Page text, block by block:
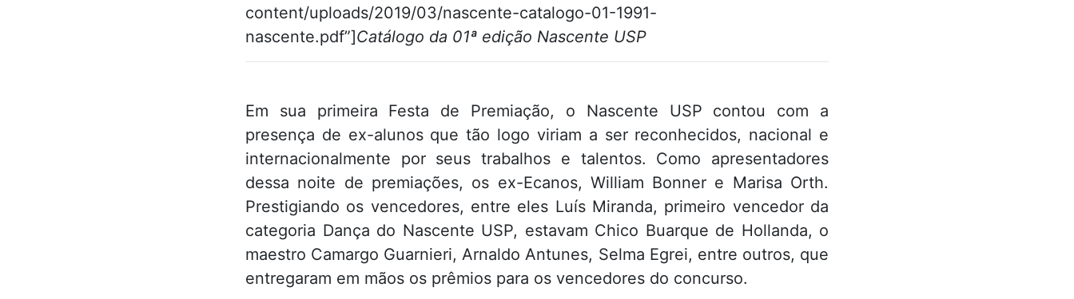
content/uploads/2019/03/nascente-catalogo-01-1991-
nascente.pdf”]Catálogo da 01ª edição Nascente USP
Em sua primeira Festa de Premiação, o Nascente USP contou com a
presença de ex-alunos que tão logo viriam a ser reconhecidos, nacional e
internacionalmente por seus trabalhos e talentos. Como apresentadores
dessa noite de premiações, os ex-Ecanos, William Bonner e Marisa Orth.
Prestigiando os vencedores, entre eles Luís Miranda, primeiro vencedor da
categoria Dança do Nascente USP, estavam Chico Buarque de Hollanda, o
maestro Camargo Guarnieri, Arnaldo Antunes, Selma Egrei, entre outros, que
entregaram em mãos os prêmios para os vencedores do concurso.